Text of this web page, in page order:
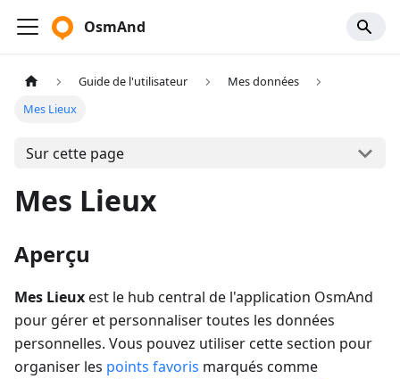
OsmAnd
Guide de l'utilisateur
Mes données
Mes Lieux
Sur cette page
Mes Lieux
Aperçu
Mes Lieuxest le hub central de l'application OsmAnd
pour gérer et personnaliser toutes les données
personnelles. Vous pouvez utiliser cette section pour
organiser les points favoris marqués comme